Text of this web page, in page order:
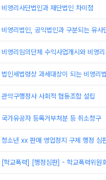
비영리사단법인과 재단법인 차이점
비영리법인, 공익법인과 구분되는 유사
비영리임의단체 수익사업개시와 비영
법인세법령상 과세대상이 되는 비영리
관악구행정사 사회적 협동조합 설립
국가유공자 등록거부처분 등 취소청구
청소년 xx 판매 영업정지 구제 행정 심
[학교폭력] [행정심판] - 학교폭력위원